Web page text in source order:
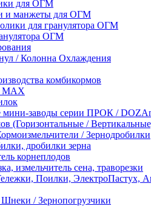
для ОГМ
и манжеты для ОГМ
для гранулятора ОГМ
ОГМ
/ Колонна Охлаждения
комбикормов
МАХ
мини-заводы серии ПРОК /
(Горизонтальные /
/ Зернодробилки
дробилки зерна
корнеплодов
измельчитель сена, траворезки
Поилки, ЭлектроПастух,
/ Зернопогрузчики